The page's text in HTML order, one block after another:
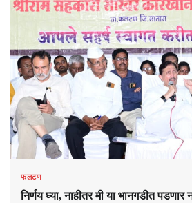
फलटण
निर्णय घ्या, नाहीतर मी या भानगडीत पडणार